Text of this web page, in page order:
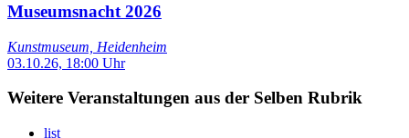
Museumsnacht 2026
Kunstmuseum, Heidenheim
03.10.26, 18:00 Uhr
Weitere Veranstaltungen aus der Selben Rubrik
list